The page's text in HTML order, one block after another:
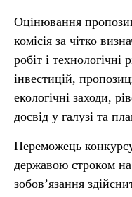
Оцінювання
комісія за чітко
робіт і
інвестицій,
екологічні заходи,
досвід у галузі та
Переможець
державою строком на
зобов’язання